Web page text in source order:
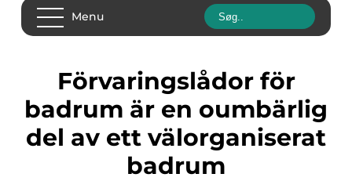
Menu
Förvaringslådor för
badrum är en oumbärlig
del av ett välorganiserat
badrum